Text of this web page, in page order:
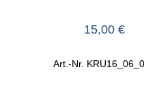
15,00€
Art.-Nr.